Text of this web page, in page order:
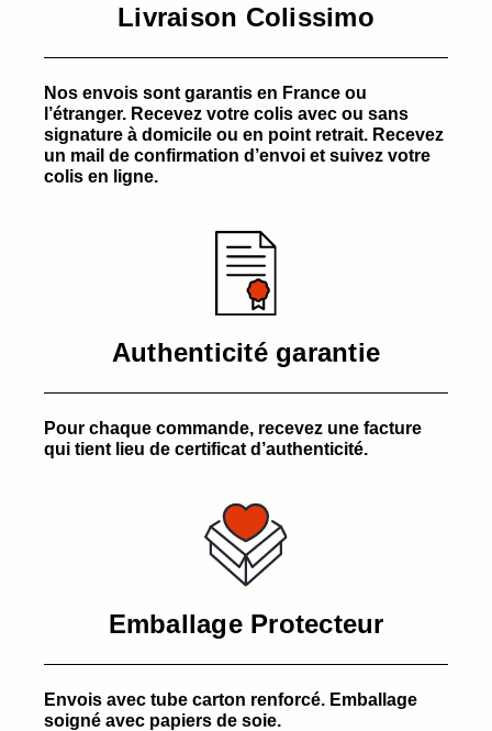
Livraison Colissimo
Nos envois sont garantis en France ou
l’étranger. Recevez votre colis avec ou sans
signature à domicile ou en point retrait. Recevez
un mail de confirmation d’envoi et suivez votre
colis en ligne.
Authenticité garantie
Pour chaque commande, recevez une facture
qui tient lieu de certificat d’authenticité.
Emballage Protecteur
Envois avec tube carton renforcé. Emballage
soigné avec papiers de soie.